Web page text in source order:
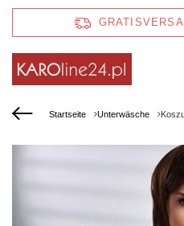
Startseite Unterwäsche